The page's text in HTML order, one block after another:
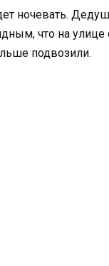
ночевать.
что на улице
подвозили.